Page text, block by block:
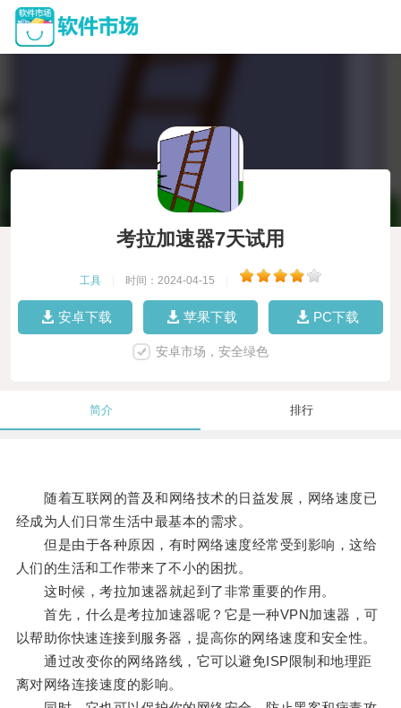
考拉加速器7天试用
工具 时间：2024-04-15
安卓下载 苹果下载 PC下载
安卓市场，安全绿色
简介 排行
随着互联网的普及和网络技术的日益发展，网络速度已
经成为人们日常生活中最基本的需求。
但是由于各种原因，有时网络速度经常受到影响，这给
人们的生活和工作带来了不小的困扰。
这时候，考拉加速器就起到了非常重要的作用。
首先，什么是考拉加速器呢？它是一种VPN加速器，可
以帮助你快速连接到服务器，提高你的网络速度和安全性。
通过改变你的网络路线，它可以避免ISP限制和地理距
离对网络连接速度的影响。